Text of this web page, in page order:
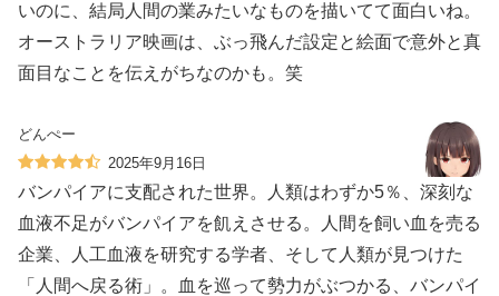
いのに、結局人間の業みたいなものを描いてて面白いね。
オーストラリア映画は、ぶっ飛んだ設定と絵面で意外と真
面目なことを伝えがちなのかも。笑
どんぺー
2025年9月16日
バンパイアに支配された世界。人類はわずか5％、深刻な
血液不足がバンパイアを飢えさせる。人間を飼い血を売る
企業、人工血液を研究する学者、そして人類が見つけた
「人間へ戻る術」。血を巡って勢力がぶつかる、バンパイ